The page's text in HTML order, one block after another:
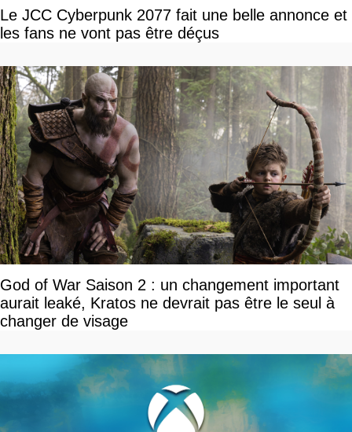
Le JCC Cyberpunk 2077 fait une belle annonce et
les fans ne vont pas être déçus
God of War Saison 2 : un changement important
aurait leaké, Kratos ne devrait pas être le seul à
changer de visage